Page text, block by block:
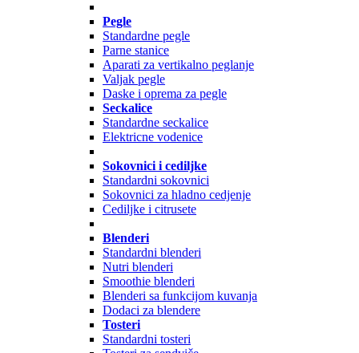
Pegle
Standardne pegle
Parne stanice
Aparati za vertikalno peglanje
Valjak pegle
Daske i oprema za pegle
Seckalice
Standardne seckalice
Elektricne vodenice
Sokovnici i cediljke
Standardni sokovnici
Sokovnici za hladno cedjenje
Cediljke i citrusete
Blenderi
Standardni blenderi
Nutri blenderi
Smoothie blenderi
Blenderi sa funkcijom kuvanja
Dodaci za blendere
Tosteri
Standardni tosteri